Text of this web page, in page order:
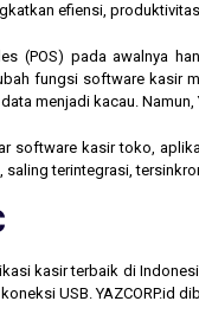
efiensi,
(POS) pada awalnya
fungsi software kasir
menjadi kacau.
software kasir toko,
saling terintegrasi,
kasir terbaik di
USB.